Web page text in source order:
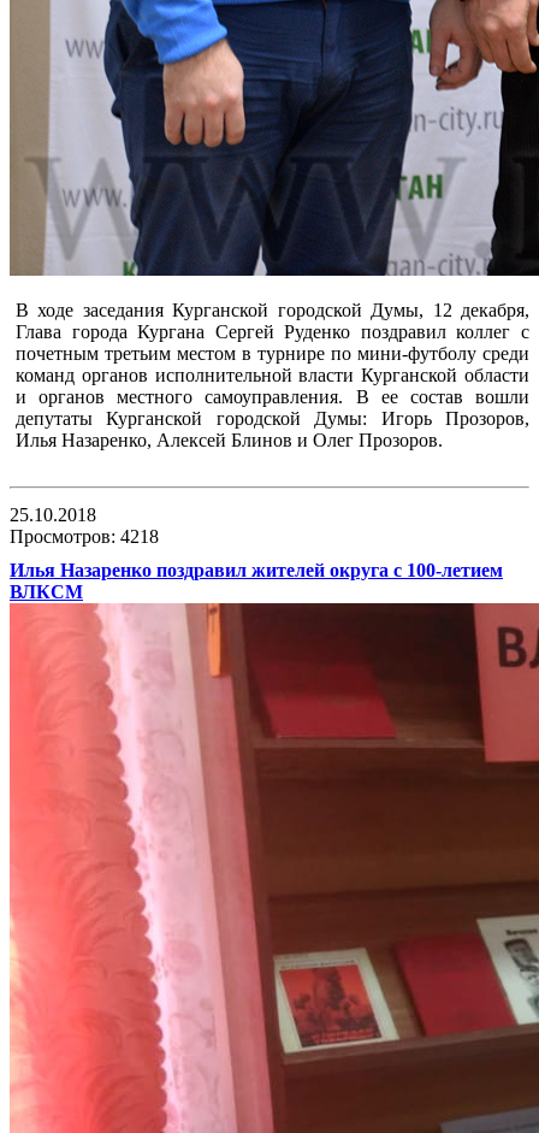
В ходе заседания Курганской городской Думы, 12 декабря,
Глава города Кургана Сергей Руденко поздравил коллег с
почетным третьим местом в турнире по мини-футболу среди
команд органов исполнительной власти Курганской области
и органов местного самоуправления. В ее состав вошли
депутаты Курганской городской Думы: Игорь Прозоров,
Илья Назаренко, Алексей Блинов и Олег Прозоров.
25.10.2018
Просмотров: 4218
Илья Назаренко поздравил жителей округа с 100-летием
ВЛКСМ